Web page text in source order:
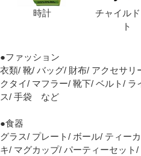
時計
チャイル
ト
●ファッション
衣類/ 靴/ バッグ/ 財布/ アクセサ
クタイ/ マフラー/ 靴下/ ベルト/
ス/ 手袋 など
●食器
グラス/ プレート/ ボール/ ティー
キ/ マグカップ/ パーティーセット